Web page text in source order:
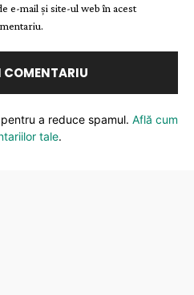
e-mail și site-ul web în acest
a reduce spamul. Află cum
tale.